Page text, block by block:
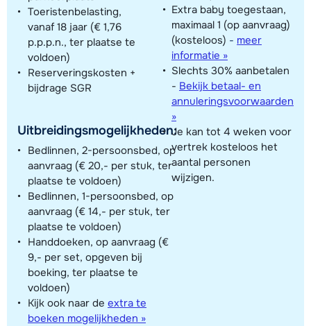
Toeristenbelasting,
vanaf 18 jaar (€ 1,76
p.p.p.n., ter plaatse te
voldoen)
Reserveringskosten +
bijdrage SGR
Uitbreidingsmogelijkheden:
Bedlinnen, 2-persoonsbed, op
aanvraag (€ 20,- per stuk, ter
plaatse te voldoen)
Bedlinnen, 1-persoonsbed, op
aanvraag (€ 14,- per stuk, ter
plaatse te voldoen)
Handdoeken, op aanvraag (€
9,- per set, opgeven bij
boeking, ter plaatse te
voldoen)
Kijk ook naar de extra te
boeken mogelijkheden »
Extra baby toegestaan,
maximaal 1 (op aanvraag)
(kosteloos) - meer
informatie »
Slechts 30% aanbetalen
- Bekijk betaal- en
annuleringsvoorwaarden
»
Je kan tot 4 weken voor
vertrek kosteloos het
aantal personen
wijzigen.